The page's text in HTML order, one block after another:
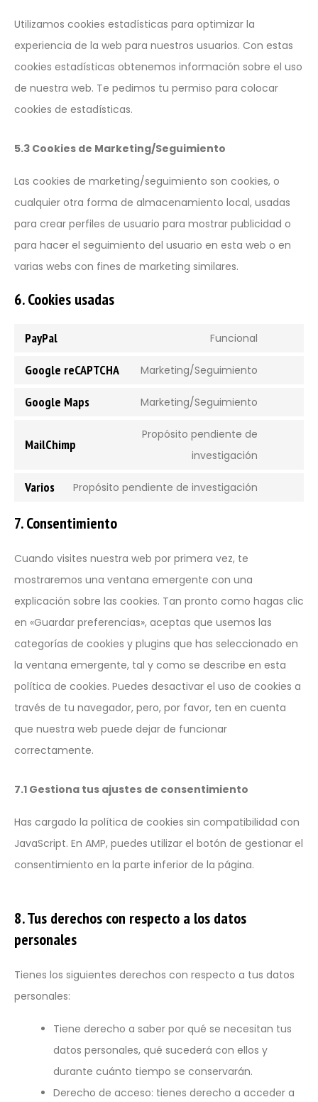
Utilizamos cookies estadísticas para optimizar la
experiencia de la web para nuestros usuarios. Con estas
cookies estadísticas obtenemos información sobre el uso
de nuestra web. Te pedimos tu permiso para colocar
cookies de estadísticas.
5.3 Cookies de Marketing/Seguimiento
Las cookies de marketing/seguimiento son cookies, o
cualquier otra forma de almacenamiento local, usadas
para crear perfiles de usuario para mostrar publicidad o
para hacer el seguimiento del usuario en esta web o en
varias webs con fines de marketing similares.
6. Cookies usadas
PayPal Funcional
Google reCAPTCHA Marketing/Seguimiento
Google Maps Marketing/Seguimiento
MailChimp
Propósito pendiente de
investigación
Varios Propósito pendiente de investigación
7. Consentimiento
Cuando visites nuestra web por primera vez, te
mostraremos una ventana emergente con una
explicación sobre las cookies. Tan pronto como hagas clic
en «Guardar preferencias», aceptas que usemos las
categorías de cookies y plugins que has seleccionado en
la ventana emergente, tal y como se describe en esta
política de cookies. Puedes desactivar el uso de cookies a
través de tu navegador, pero, por favor, ten en cuenta
que nuestra web puede dejar de funcionar
correctamente.
7.1 Gestiona tus ajustes de consentimiento
Has cargado la política de cookies sin compatibilidad con
JavaScript. En AMP, puedes utilizar el botón de gestionar el
consentimiento en la parte inferior de la página.
8. Tus derechos con respecto a los datos
personales
Tienes los siguientes derechos con respecto a tus datos
personales:
Tiene derecho a saber por qué se necesitan tus
datos personales, qué sucederá con ellos y
durante cuánto tiempo se conservarán.
Derecho de acceso: tienes derecho a acceder a
Solicita Información
Política de Privacidad
Saez, con c.I.F / n.I.F.: A13262332 y con correo
electrónico: eurorremate@eurorremate.com, en
aplicación de la normativa vigente en materia de
datos personales que se recogen a través de los
formularios del sitio web: https://www.eurorremate.com
se incluyen en los ficheros automatizados específicos de
La recogida y tratamiento automatizado de los datos de
carácter personal tiene como finalidad el mantenimiento
de la relación comercial y el desempeño de tareas de
información, formación, asesoramiento y otras
actividades propias de la empresa.
Solicita más información